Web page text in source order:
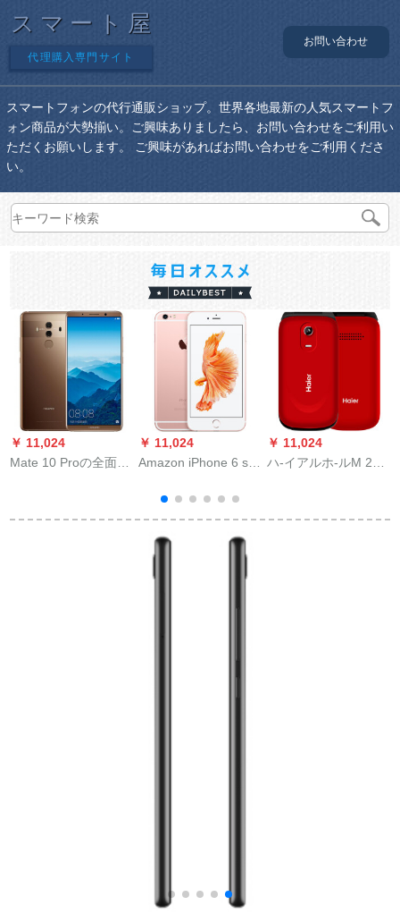
スマート屋
代理購入専門サイト
お問い合わせ
スマートフォンの代行通販ショップ。世界各地最新の人気スマートフ
ォン商品が大勢揃い。ご興味ありましたら、お問い合わせをご利用い
ただくお願いします。 ご興味があればお問い合わせをご利用くださ
い。
￥ 11,024
Mate 10 Proの全面的
G）
￥ 11,024
Amazon iPhone 6 s
チー通4 Gストマーズ
ズゴストラック公式
表示32 Gバイト
￥ 11,024
ハ-イアルホ-ルM 24
スフルを受けられる